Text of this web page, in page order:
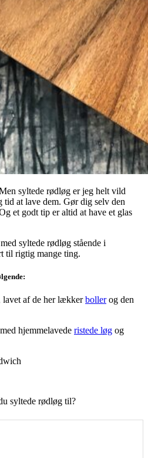
syltede rødløg er jeg helt vild
tid at lave dem. Gør dig selv den
et godt tip er altid at have et glas
syltede rødløg stående i
til rigtig mange ting.
lavet af de her lækkerbollerog den
hjemmelavede ristede løg og
syltede rødløg til?